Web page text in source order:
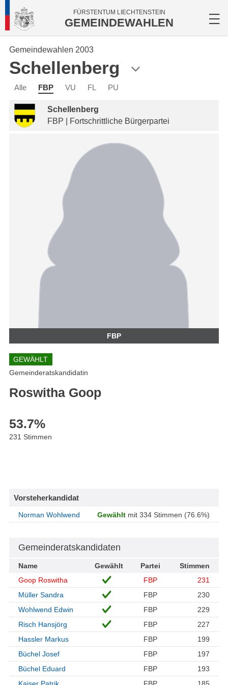
FÜRSTENTUM LIECHTENSTEIN
GEMEINDEWAHLEN
Gemeindewahlen 2003
Schellenberg
Alle FBP VU FL PU
Schellenberg
FBP | Fortschrittliche Bürgerpartei
FBP
GEWÄHLT
Gemeinderatskandidatin
Roswitha Goop
53.7%
231 Stimmen
Vorsteherkandidat
Norman Wohlwend Gewählt mit 334 Stimmen (76.6%)
Gemeinderatskandidaten
Name Gewählt Partei
Stimmen
Goop Roswitha
FBP
231
Müller Sandra
FBP
230
Wohlwend Edwin
FBP
229
Risch Hansjörg
FBP
227
Hassler Markus
FBP
199
Büchel Josef
FBP
197
Büchel Eduard
FBP
193